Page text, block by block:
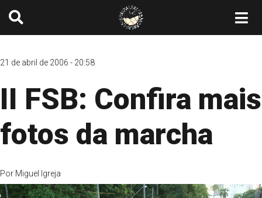
21 de abril de 2006 - 20:58
II FSB: Confira mais
fotos da marcha
Por Miguel Igreja